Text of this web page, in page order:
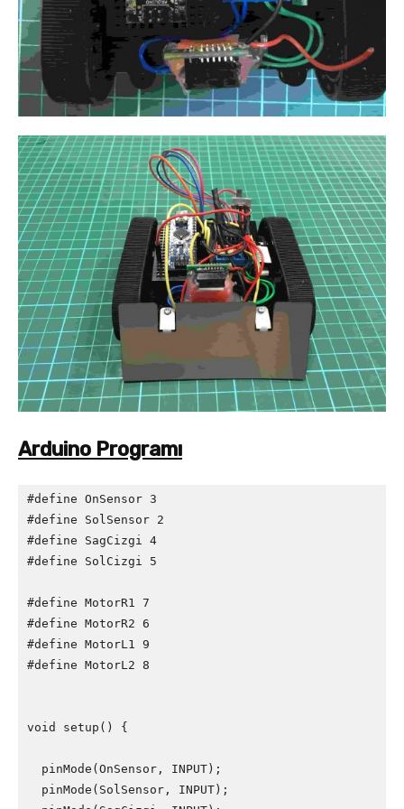
Arduino Programı
#define OnSensor 3
#define SolSensor 2
#define SagCizgi 4
#define SolCizgi 5
#define MotorR1 7
#define MotorR2 6
#define MotorL1 9
#define MotorL2 8
void setup() {